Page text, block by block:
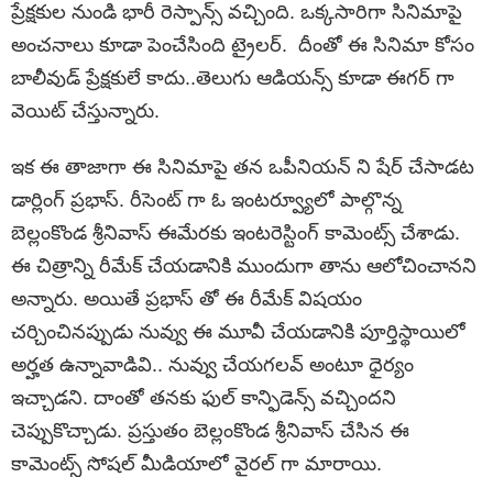
ప్రేక్షకుల నుండి భారీ రెస్పాన్స్ వచ్చింది. ఒక్కసారిగా సినిమాపై
అంచనాలు కూడా పెంచేసింది ట్రైలర్. దీంతో ఈ సినిమా కోసం
బాలీవుడ్ ప్రేక్షకులే కాదు..తెలుగు ఆడియన్స్ కూడా ఈగర్ గా
వెయిట్ చేస్తున్నారు.
ఇక ఈ తాజాగా ఈ సినిమాపై తన ఒపీనియన్ ని షేర్ చేసాడట
డార్లింగ్ ప్రభాస్. రీసెంట్ గా ఓ ఇంటర్వ్యూలో పాల్గొన్న
బెల్లంకొండ శ్రీనివాస్ ఈమేరకు ఇంటరెస్టింగ్ కామెంట్స్ చేశాడు.
ఈ చిత్రాన్ని రీమేక్ చేయడానికి ముందుగా తాను ఆలోచించానని
అన్నారు. అయితే ప్రభాస్ తో ఈ రీమేక్ విషయం
చర్చించినప్పుడు నువ్వు ఈ మూవీ చేయడానికి పూర్తిస్థాయిలో
అర్హత ఉన్నావాడివి.. నువ్వు చేయగలవ్ అంటూ ధైర్యం
ఇచ్చాడని. దాంతో తనకు ఫుల్ కాన్ఫిడెన్స్ వచ్చిందని
చెప్పుకొచ్చాడు. ప్రస్తుతం బెల్లంకొండ శ్రీనివాస్ చేసిన ఈ
కామెంట్స్ సోషల్ మీడియాలో వైరల్ గా మారాయి.